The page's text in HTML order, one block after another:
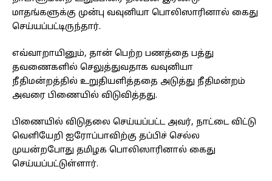
மாதங்களுக்கு முன்பு வவுனியா பொலிஸாரினால் கைது
செய்யப்பட்டிருந்தார்.
எவ்வாறாயினும், தான் பெற்ற பணத்தை பத்து
தவணைகளில் செலுத்துவதாக வவுனியா
நீதிமன்றத்தில் உறுதியளித்ததை அடுத்து நீதிமன்றம்
அவரை பிணையில் விடுவித்தது.
பிணையில் விடுதலை செய்யப்பட்ட அவர், நாட்டை விட்டு
வெளியேறி ஐரோப்பாவிற்கு தப்பிச் செல்ல
முயன்றபோது தமிழக பொலிஸாரினால் கைது
செய்யப்பட்டுள்ளார்.